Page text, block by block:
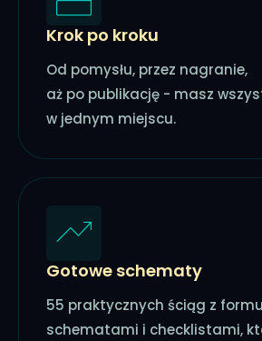
Krok po kroku
Od pomysłu, przez nagranie,
aż po publikację - masz
w jednym miejscu.
Gotowe schematy
55 praktycznych ściąg z
schematami i checklistami,